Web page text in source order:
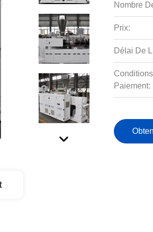
Nombre
Prix:
Délai De
Paiement: